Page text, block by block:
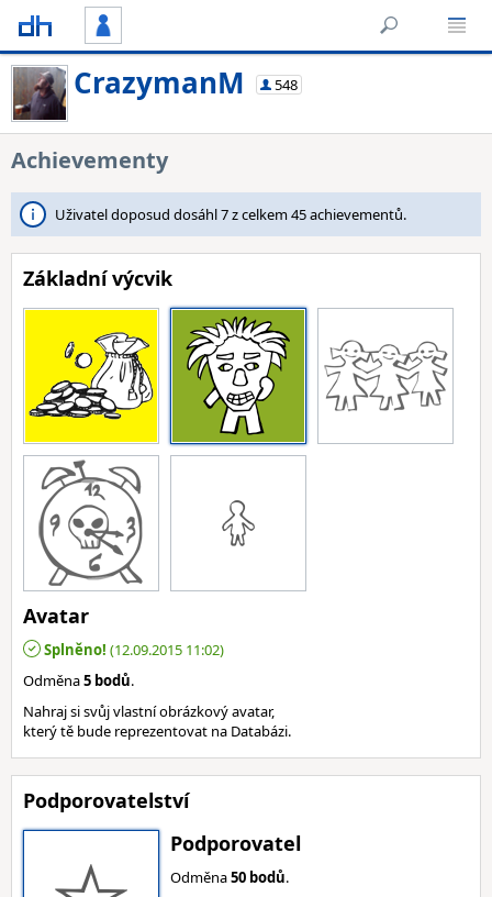
CrazymanM 548
Achievementy
Uživatel doposud dosáhl 7 z celkem 45 achievementů.
Základní výcvik
Avatar
Splněno! (12.09.2015 11:02)
Odměna5 bodů.
Nahraj si svůj vlastní obrázkový avatar,
který tě bude reprezentovat na Databázi.
Podporovatelství
Podporovatel
Odměna50 bodů.